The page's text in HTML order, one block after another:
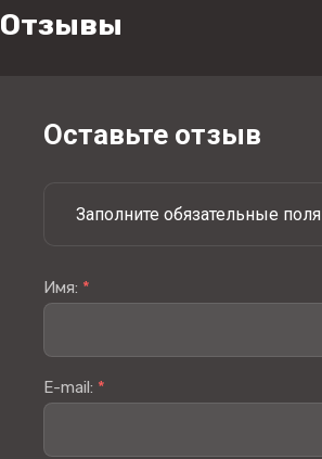
Отзывы
Оставьте отзыв
Заполните обязательные поля
Имя: *
E-mail: *